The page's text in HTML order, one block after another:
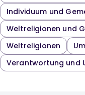
Individuum und
Weltreligionen und
Weltreligionen
Verantwortung und